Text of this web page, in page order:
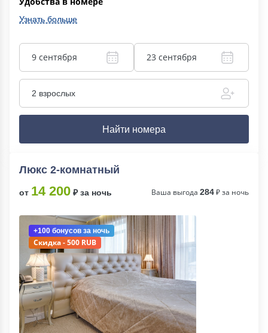
Узнать больше
9 сентября 23 сентября
2 взрослых
Найти номера
Люкс 2-комнатный
от 14 200 ₽ за ночь Ваша выгода 284₽ за ночь
+100 бонусов за ночь
Скидка - 500 RUB